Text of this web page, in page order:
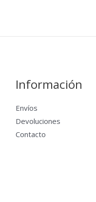
Información
Envíos
Devoluciones
Contacto